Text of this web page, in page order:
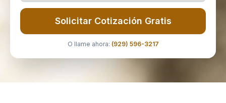
Solicitar Cotización Gratis
O llame ahora: (929) 596-3217